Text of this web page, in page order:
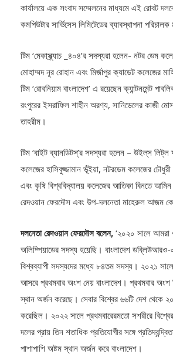
এই অলিম্পিয়াডের বাংলাদেশ পর্বের আয়োজক
কার্যালয়ে এক সংবাদ সম্মেলনের মাধ্যমে এই রোবট দলকে
টিম ‘মেকাস্ক্র্যাচ _৪০৪’র সদস্যরা হলেন- নটর ডেম
মোহাম্মদ নূর রোহান এবং মির্জাপুর ক‍্যাডেট কলেজের
টিম ‘রোবনিয়াম বাংলাদেশ’ এ রয়েছেন ক্যান্টনমেন্ট
রংপুরের ইসরাফিল শাহীন অরণ্য, সানিডেলের কাজী
টিম ‘বাইট ব্যানডিটস্’র সদস্যরা হলেন – উইল্‌স‌ লিট্‌ল
কলেজের হাসিবুজ্জামান ভূঁইয়া, নটরডেম কলেজের চৌধুরী
এবং কৃষি বিশ্ববিদ্যালয় কলেজের আতিকা বিনতে
দলনেতা রেদওয়ান ফেরদৌস বলেন,‘২০২০ সালে আমরা
অলিম্পিয়াডের সদস্য হয়েছি। বাংলাদেশ ডব্লিউআরও-
বিশ্বব্যাপী সদস্যদের মধ্যে ৮৪তম সদস্য। ২০২১
আসরে প্রথমবার অংশ নেয় বাংলাদেশ। প্রথমবার অংশ
স্থান অর্জন করেছে। সেবার বিশ্বের ৬৬টি দেশ থেকে
করেছিল। ২০২২ সালে প্রথমবারেরমতো সশরীরে বিশ্বের
দলের প্রায় তিন শতাধিক প্রতিযোগীর সঙ্গে